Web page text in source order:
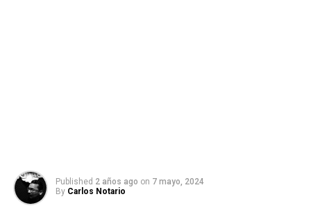
Published 2 años ago on 7 mayo, 2024
By Carlos Notario